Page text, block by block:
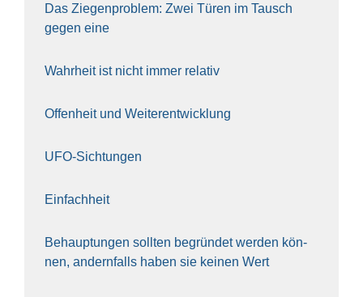
Das Zie­gen­pro­blem: Zwei Türen im Tausch
gegen eine
Wahr­heit ist nicht immer rela­tiv
Offen­heit und Wei­ter­ent­wick­lung
UFO-Sich­tun­gen
Ein­fach­heit
Behaup­tun­gen soll­ten begrün­det wer­den kön­
nen, andern­falls haben sie kei­nen Wert